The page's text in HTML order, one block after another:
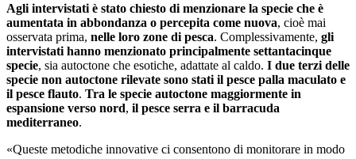
Agli intervistati è stato chiesto di menzionare la specie che è
aumentata in abbondanza o percepita come nuova, cioè mai
osservata prima, nelle loro zone di pesca. Complessivamente, gli
intervistati hanno menzionato principalmente settantacinque
specie, sia autoctone che esotiche, adattate al caldo. I due terzi delle
specie non autoctone rilevate sono stati il pesce palla maculato e
il pesce flauto. Tra le specie autoctone maggiormente in
espansione verso nord, il pesce serra e il barracuda
mediterraneo.
«Queste metodiche innovative ci consentono di monitorare in modo